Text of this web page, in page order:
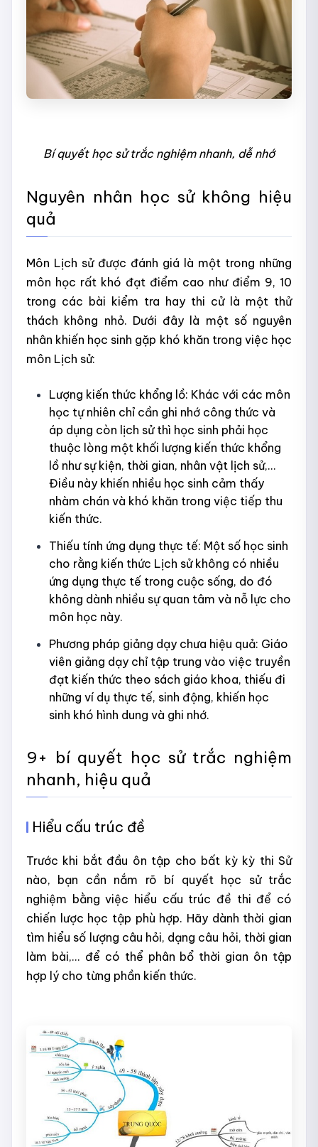
Bí quyết học sử trắc nghiệm nhanh, dễ nhớ
Nguyên nhân học sử không hiệu
quả
Môn Lịch sử được đánh giá là một trong những
môn học rất khó đạt điểm cao như điểm 9, 10
trong các bài kiểm tra hay thi cử là một thử
thách không nhỏ. Dưới đây là một số nguyên
nhân khiến học sinh gặp khó khăn trong việc học
môn Lịch sử:
Lượng kiến thức khổng lồ: Khác với các môn
học tự nhiên chỉ cần ghi nhớ công thức và
áp dụng còn lịch sử thì học sinh phải học
thuộc lòng một khối lượng kiến thức khổng
lồ như sự kiện, thời gian, nhân vật lịch sử,...
Điều này khiến nhiều học sinh cảm thấy
nhàm chán và khó khăn trong việc tiếp thu
kiến thức.
Thiếu tính ứng dụng thực tế: Một số học sinh
cho rằng kiến thức Lịch sử không có nhiều
ứng dụng thực tế trong cuộc sống, do đó
không dành nhiều sự quan tâm và nỗ lực cho
môn học này.
Phương pháp giảng dạy chưa hiệu quả: Giáo
viên giảng dạy chỉ tập trung vào việc truyền
đạt kiến thức theo sách giáo khoa, thiếu đi
những ví dụ thực tế, sinh động, khiến học
sinh khó hình dung và ghi nhớ.
9+ bí quyết học sử trắc nghiệm
nhanh, hiệu quả
Hiểu cấu trúc đề
Trước khi bắt đầu ôn tập cho bất kỳ kỳ thi Sử
nào, bạn cần nắm rõ bí quyết học sử trắc
nghiệm bằng việc hiểu cấu trúc đề thi để có
chiến lược học tập phù hợp. Hãy dành thời gian
tìm hiểu số lượng câu hỏi, dạng câu hỏi, thời gian
làm bài,... để có thể phân bổ thời gian ôn tập
hợp lý cho từng phần kiến thức.